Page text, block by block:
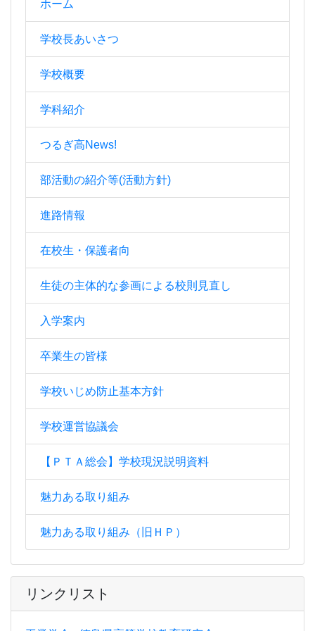
ホーム
学校長あいさつ
学校概要
学科紹介
つるぎ高News!
部活動の紹介等(活動方針)
進路情報
在校生・保護者向
生徒の主体的な参画による校則見直し
入学案内
卒業生の皆様
学校いじめ防止基本方針
学校運営協議会
【ＰＴＡ総会】学校現況説明資料
魅力ある取り組み
魅力ある取り組み（旧ＨＰ）
リンクリスト